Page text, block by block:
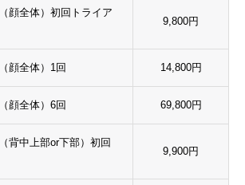
顔全体）初回トライア
9,800円
顔全体）1回 14,800円
顔全体）6回 69,800円
背中上部or下部）初回
9,900円